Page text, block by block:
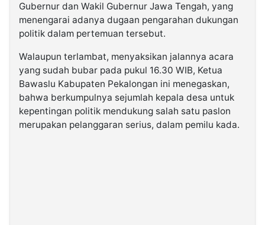
Gubernur dan Wakil Gubernur Jawa Tengah, yang
menengarai adanya dugaan pengarahan dukungan
politik dalam pertemuan tersebut.
Walaupun terlambat, menyaksikan jalannya acara
yang sudah bubar pada pukul 16.30 WIB, Ketua
Bawaslu Kabupaten Pekalongan ini menegaskan,
bahwa berkumpulnya sejumlah kepala desa untuk
kepentingan politik mendukung salah satu paslon
merupakan pelanggaran serius, dalam pemilu kada.